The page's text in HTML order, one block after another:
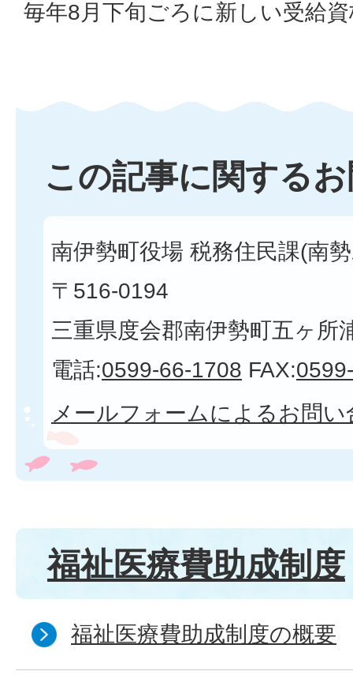
毎年8月下旬ごろに新しい受給
この記事に関する
南伊勢町役場 税務住民課(南
〒516-0194
三重県度会郡南伊勢町五ヶ所
電話:0599-66-1708 FAX:
メールフォームによるお問い
福祉医療費助成制度
福祉医療費助成制度の概要